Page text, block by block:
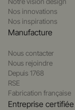
Nos innovations
Nos inspirations
Manufacture
Nous contacter
Nous rejoindre
Depuis 1768
RSE
Fabrication française
Entreprise certifiée